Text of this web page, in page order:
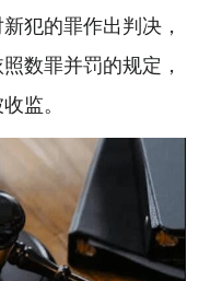
犯的罪作出判决，
数罪并罚的规定，
监。